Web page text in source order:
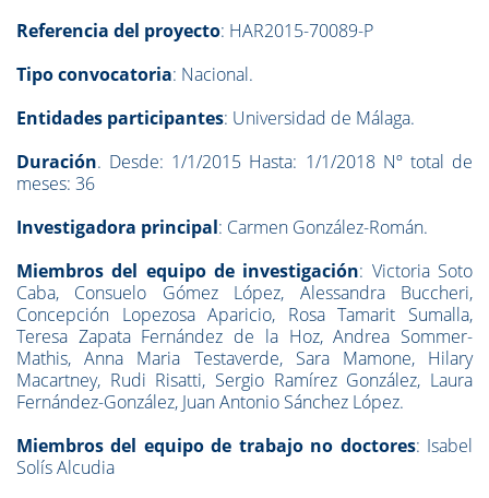
Referencia del proyecto: HAR2015-70089-P
Tipo convocatoria: Nacional.
Entidades participantes: Universidad de Málaga.
Duración. Desde: 1/1/2015 Hasta: 1/1/2018 Nº total de
meses: 36
Investigadora principal: Carmen González-Román.
Miembros del equipo de investigación: Victoria Soto
Caba, Consuelo Gómez López, Alessandra Buccheri,
Concepción Lopezosa Aparicio, Rosa Tamarit Sumalla,
Teresa Zapata Fernández de la Hoz, Andrea Sommer-
Mathis, Anna Maria Testaverde, Sara Mamone, Hilary
Macartney, Rudi Risatti, Sergio Ramírez González, Laura
Fernández-González, Juan Antonio Sánchez López.
Miembros del equipo de trabajo no doctores: Isabel
Solís Alcudia